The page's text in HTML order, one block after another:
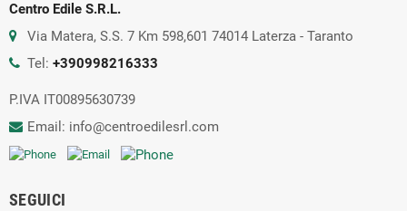
Centro Edile S.R.L.
Via Matera, S.S. 7 Km 598,601 74014 Laterza - Taranto
Tel: +390998216333
P.IVA IT00895630739
Email: info@centroedilesrl.com
SEGUICI